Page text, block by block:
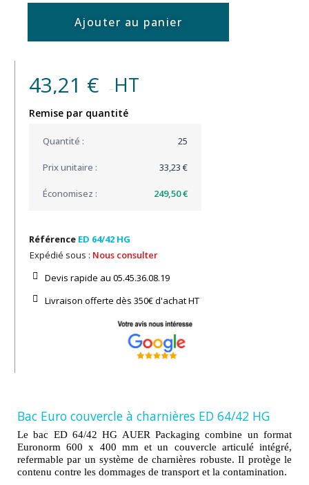
Ajouter au panier
43,21 € HT
Remise par quantité
25
33,23 €
249,50 €
Référence ED 64/42 HG
Expédié sous : Nous consulter
Devis rapide au 05.45.36.08.19​
Livraison offerte dès 350€ d'achat​ HT
Bac Euro couvercle à charnières ED 64/42 HG
Le bac ED 64/42 HG AUER Packaging combine un format
Euronorm 600 x 400 mm et un couvercle articulé intégré,
refermable par un système de charnières robuste. Il protège le
contenu contre les dommages de transport et la contamination.